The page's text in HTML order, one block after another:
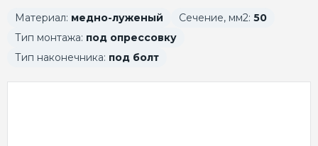
Материал: медно-луженый Сечение, мм2: 50
Тип монтажа: под опрессовку
Тип наконечника: под болт